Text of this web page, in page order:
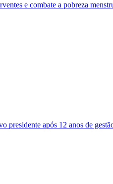
e combate a pobreza
presidente após 12 anos de